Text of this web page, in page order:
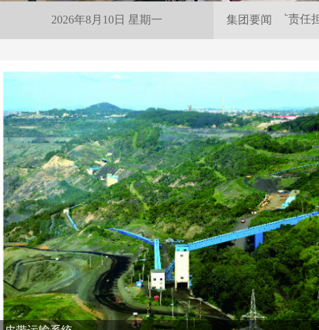
2026年8月10日 星期一 集团要闻
雨夜紧急保供 尽显抚矿责任担